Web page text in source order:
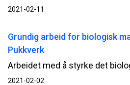
2021-02-11
Grundig arbeid for biologisk
Pukkverk
2021-02-02